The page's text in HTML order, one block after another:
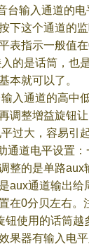
音台输入通道的
下这个通道的
表指示一般值在
的是话筒，也
本就可以了。
入通道的高中
调整增益旋钮
过大，容易引
通道电平设置
整的是单路aux
aux通道输出给
在0分贝左右。
钮使用的话筒越
果器有输入电